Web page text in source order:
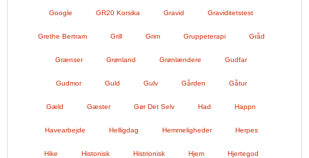
Google GR20 Korsika Gravid Graviditetstest
Grethe Bertram Grill Grim Gruppeterapi Gråd
Grænser Grønland Grønlændere Gudfar
Gudmor Guld Gulv Gården Gåtur
Gæld Gæster Gør Det Selv Had Happn
Havearbejde Helligdag Hemmeligheder Herpes
Hike Histonisk Histrionisk Hjem Hjertegod